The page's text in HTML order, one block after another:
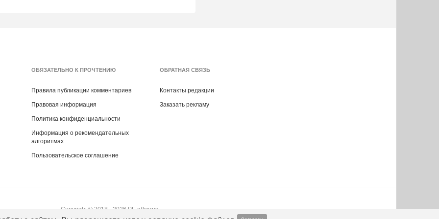
грантового проекта «Дом лося Сохатка.
фонда природы.
ОБЯЗАТЕЛЬНО К ПРОЧТЕНИЮ
Правила публикации комментариев
Правовая информация
Политика конфиденциальности
Информация о рекомендательных
алгоритмах
Пользовательское соглашение
ОБРАТНАЯ СВЯЗЬ
Контакты редакции
Заказать рекламу
Copyright © 2018 - 2026 РГ «Джем»